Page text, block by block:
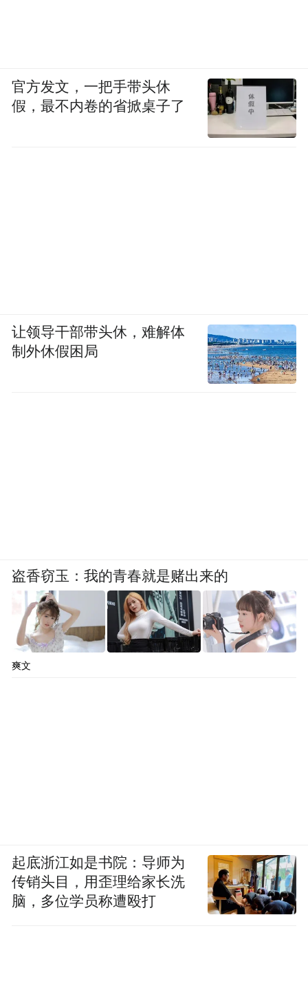
官方发文，一把手带头休
假，最不内卷的省掀桌子了
让领导干部带头休，难解体
制外休假困局
盗香窃玉：我的青春就是赌出来的
爽文
起底浙江如是书院：导师为
传销头目，用歪理给家长洗
脑，多位学员称遭殴打